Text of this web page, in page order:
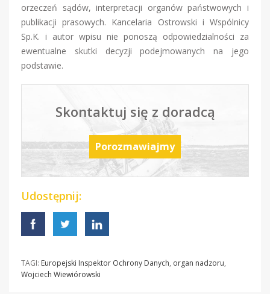
orzeczeń sądów, interpretacji organów państwowych i
publikacji prasowych. Kancelaria Ostrowski i Wspólnicy
Sp.K. i autor wpisu nie ponoszą odpowiedzialności za
ewentualne skutki decyzji podejmowanych na jego
podstawie.
Skontaktuj się z doradcą
Porozmawiajmy
Udostępnij:
TAGI: Europejski Inspektor Ochrony Danych, organ nadzoru,
Wojciech Wiewiórowski